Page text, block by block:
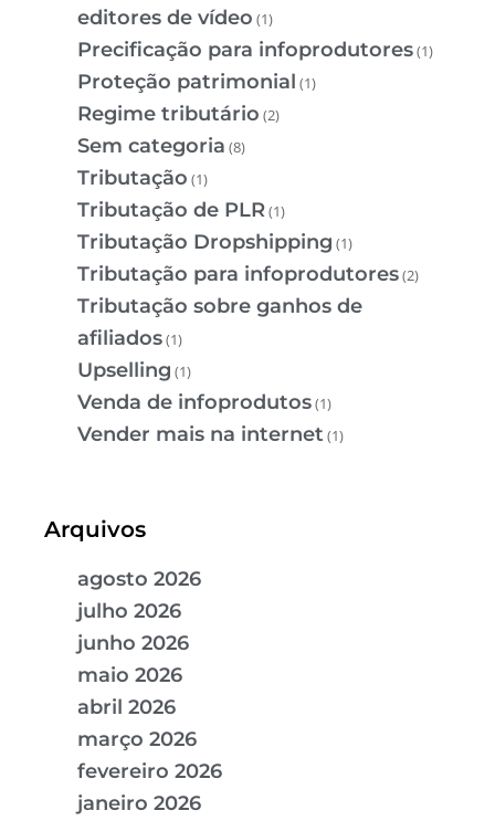
editores de vídeo (1)
Precificação para infoprodutores(1)
Proteção patrimonial (1)
Regime tributário (2)
Sem categoria (8)
Tributação (1)
Tributação de PLR(1)
Tributação Dropshipping (1)
Tributação para infoprodutores(2)
Tributação sobre ganhos de
afiliados(1)
Upselling (1)
Venda de infoprodutos(1)
Vender mais na internet (1)
Arquivos
agosto 2026
julho 2026
junho 2026
maio 2026
abril 2026
março 2026
fevereiro 2026
janeiro 2026